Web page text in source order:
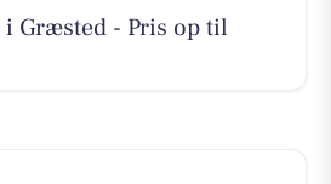
Græsted - Pris op til